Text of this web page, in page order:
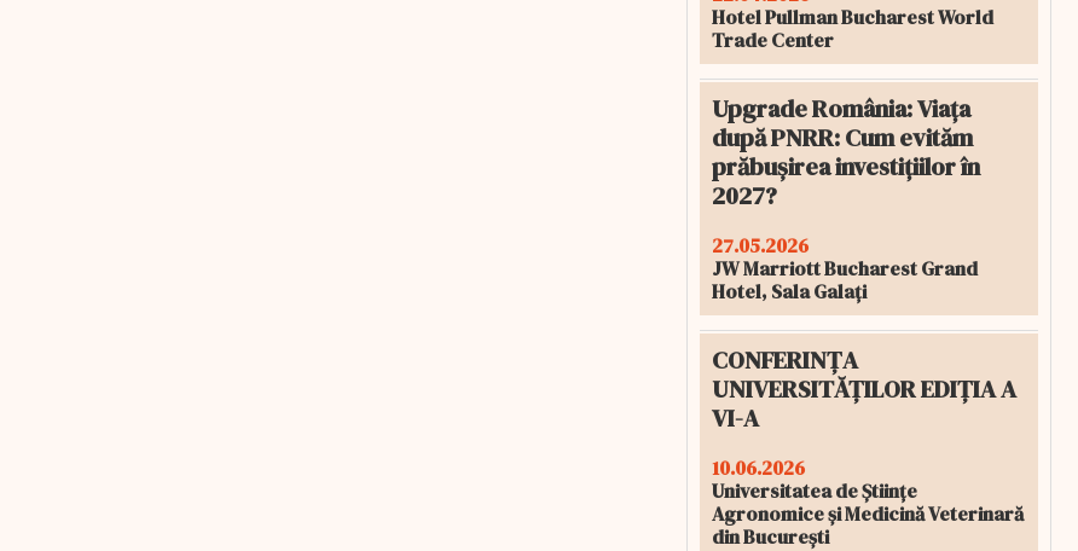
Hotel Pullman Bucharest World
Trade Center
Upgrade România: Viața
după PNRR: Cum evităm
prăbușirea investițiilor în
2027?
27.05.2026
JW Marriott Bucharest Grand
Hotel, Sala Galați
CONFERINȚA
UNIVERSITĂȚILOR EDIȚIA A
VI-A
10.06.2026
Universitatea de Științe
Agronomice și Medicină Veterinară
din București